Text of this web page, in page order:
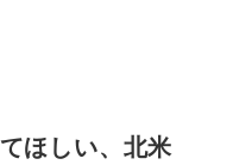
ほしい、北米